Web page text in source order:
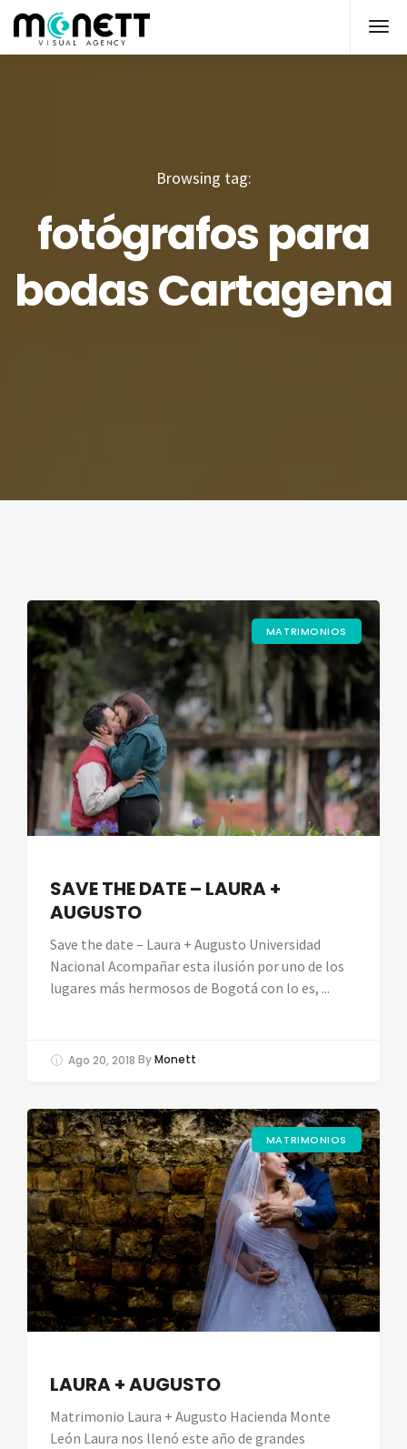
Browsing tag:
fotógrafos para
bodas Cartagena
MATRIMONIOS
SAVE THE DATE – LAURA +
AUGUSTO
Save the date – Laura + Augusto Universidad
Nacional Acompañar esta ilusión por uno de los
lugares más hermosos de Bogotá con lo es, ...
Ago 20, 2018 ByMonett
MATRIMONIOS
LAURA + AUGUSTO
Matrimonio Laura + Augusto Hacienda Monte
León Laura nos llenó este año de grandes